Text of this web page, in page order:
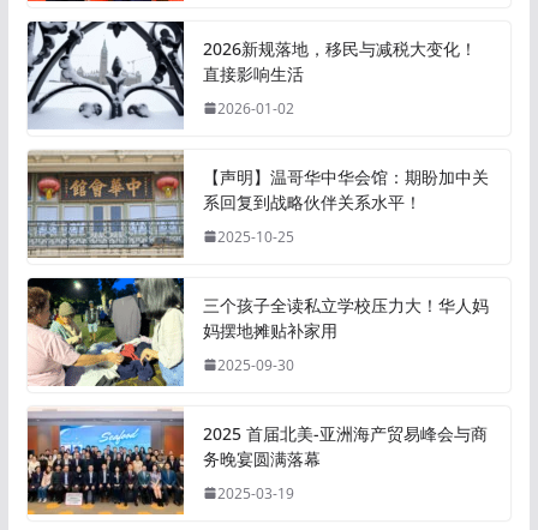
2026新规落地，移民与减税大变化！
直接影响生活
2026-01-02
【声明】温哥华中华会馆：期盼加中关
系回复到战略伙伴关系水平！
2025-10-25
三个孩子全读私立学校压力大！华人妈
妈摆地摊贴补家用
2025-09-30
2025 首届北美-亚洲海产贸易峰会与商
务晚宴圆满落幕
2025-03-19